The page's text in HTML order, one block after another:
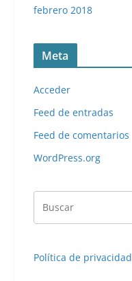
febrero 2018
Meta
Acceder
Feed de entradas
Feed de comentarios
WordPress.org
Política de privacidad